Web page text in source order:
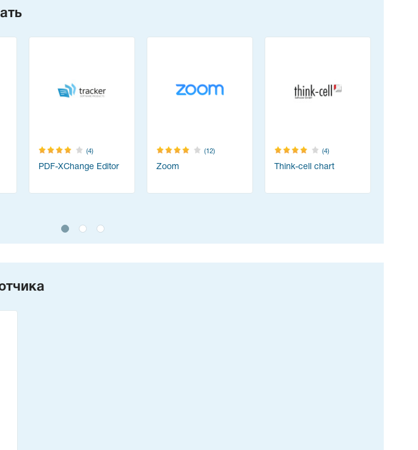
(4)
PDF-XChange Editor
(12)
Zoom
(4)
Think-cell chart